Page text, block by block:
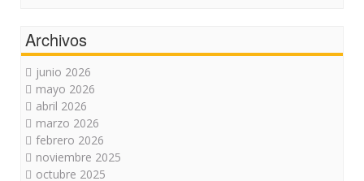
Archivos
junio 2026
mayo 2026
abril 2026
marzo 2026
febrero 2026
noviembre 2025
octubre 2025